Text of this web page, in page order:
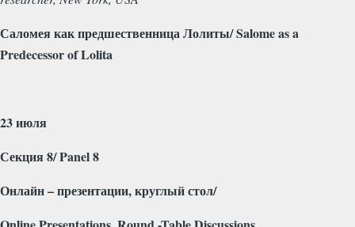
СаломеякакпредшественницаЛолиты/ Salome as a
Predecessor of Lolita
23 июля
Секция 8/Panel8
Онлайн – презентации, круглый стол/